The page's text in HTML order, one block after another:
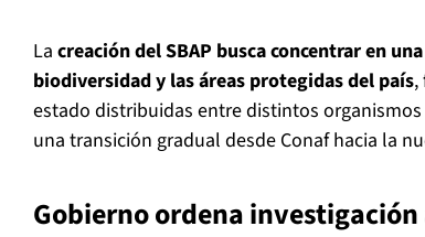
La creación del SBAP busca concentrar en
biodiversidad y las áreas protegidas del país,
estado distribuidas entre distintos
una transición gradual desde Conaf hacia la
Gobierno ordena